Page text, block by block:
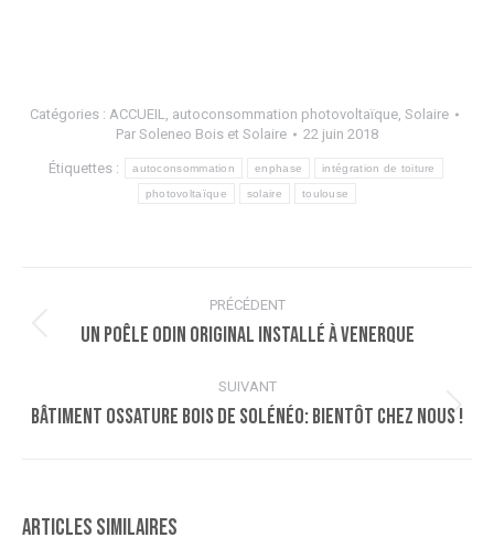
Catégories : ACCUEIL, autoconsommation photovoltaïque, Solaire
Par Soleneo Bois et Solaire 22 juin 2018
Étiquettes : autoconsommation enphase intégration de toiture
photovoltaïque solaire toulouse
article
PRÉCÉDENT
Article
:
Un poêle ODIN original installé à Venerque
SUIVANT
Article
Bâtiment ossature bois de Solénéo: bientôt chez nous !
Articles similaires